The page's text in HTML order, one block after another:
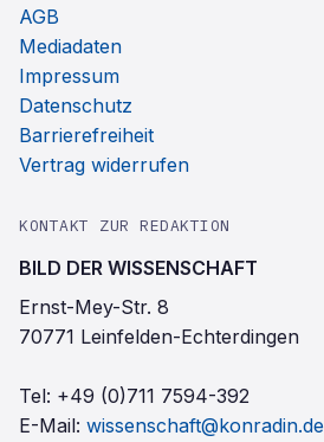
AGB
Mediadaten
Impressum
Datenschutz
Barrierefreiheit
Vertrag widerrufen
KONTAKT ZUR REDAKTION
BILD DER WISSENSCHAFT
Ernst-Mey-Str. 8
70771 Leinfelden-Echterdingen
Tel: +49 (0)711 7594-392
E-Mail: wissenschaft@konradin.de